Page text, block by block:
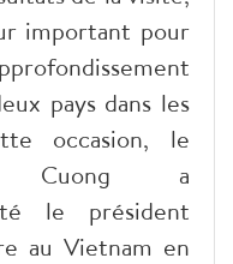
important pour
pays dans les
occasion, le
Cuong a
le président
au Vietnam en